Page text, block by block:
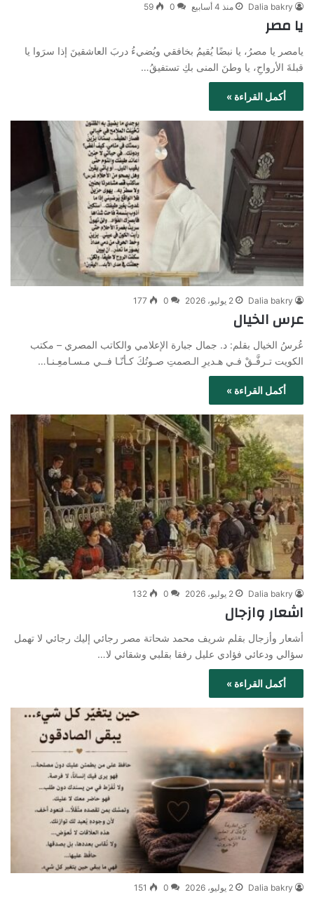
Dalia bakry منذ 4 أسابيع 0
59
يا مصر
يامصر يا مصرُ، يا نبضًا يُقيمُ بخافقي ويُضيءُ دربَ العاشقينَ إذا سرَوا يا
قبلةَ الأرواحِ، يا وطنَ المنى بكِ تستفيقُ…
أكمل القراءة »
Dalia bakry 2 يوليو، 2026 0
177
عرس الخيال
عُرسُ الخيال بقلم: د. جمال جبارة الإعلامي والكاتب المصري – مكتب
الكويت تـرفَّـقْ فـي هـديرِ الـصمتِ صـوتُكَ كـأنّـا فــي مـسـامعِـنـا…
أكمل القراءة »
Dalia bakry 2 يوليو، 2026 0
132
اشعار وازجال
أشعار وأزجال بقلم شريف محمد شحاتة مصر رجائي إليك رجائي لا تهمل
سؤالي ودعائي فؤادي عليل رفقا بقلبي وشقائي لا…
أكمل القراءة »
Dalia bakry 2 يوليو، 2026 0
151